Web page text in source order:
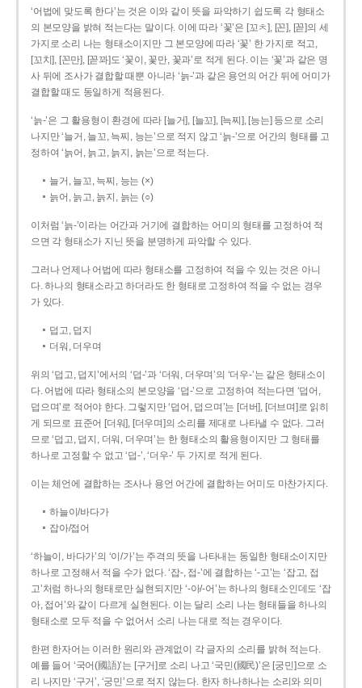
‘어법에 맞도록 한다’는 것은 이와 같이 뜻을 파악하기 쉽도록 각 형태소
의 본모양을 밝혀 적는다는 말이다. 이에 따라 ‘꽃’은 [꼬ㅊ], [꼰], [꼳]의 세
가지로 소리 나는 형태소이지만 그 본모양에 따라 ‘꽃’ 한 가지로 적고,
[꼬치], [꼰만], [꼳꽈]도 ‘꽃이, 꽃만, 꽃과’로 적게 된다. 이는 ‘꽃’과 같은 명
사 뒤에 조사가 결합할 때뿐 아니라 ‘늙-’과 같은 용언의 어간 뒤에 어미가
결합할 때도 동일하게 적용된다.
‘늙-’은 그 활용형이 환경에 따라 [늘거], [늘꼬], [늑찌], [능는] 등으로 소리
나지만 ‘늘거, 늘꼬, 늑찌, 능는’으로 적지 않고 ‘늙-’으로 어간의 형태를 고
정하여 ‘늙어, 늙고, 늙지, 늙는’으로 적는다.
늘거, 늘꼬, 늑찌, 능는 (×)
늙어, 늙고, 늙지, 늙는 (○)
이처럼 ‘늙-­’이라는 어간과 거기에 결합하는 어미의 형태를 고정하여 적
으면 각 형태소가 지닌 뜻을 분명하게 파악할 수 있다.
그러나 언제나 어법에 따라 형태소를 고정하여 적을 수 있는 것은 아니
다. 하나의 형태소라고 하더라도 한 형태로 고정하여 적을 수 없는 경우
가 있다.
덥고, 덥지
더워, 더우며
위의 ‘덥고, 덥지’에서의 ‘덥-­’과 ‘더워, 더우며’의 ‘더우-­’는 같은 형태소이
다. 어법에 따라 형태소의 본모양을 ‘덥-­’으로 고정하여 적는다면 ‘덥어,
덥으며’로 적어야 한다. 그렇지만 ‘덥어, 덥으며’는 [더버], [더브며]로 읽히
게 되므로 표준어 [더워], [더우며]의 소리를 제대로 나타낼 수 없다. 그러
므로 ‘덥고, 덥지, 더워, 더우며’는 한 형태소의 활용형이지만 그 형태를
하나로 고정할 수 없고 ‘덥-’, ‘더우-’ 두 가지로 적게 된다.
이는 체언에 결합하는 조사나 용언 어간에 결합하는 어미도 마찬가지다.
하늘이/바다가
잡아/접어
‘하늘이, 바다가’의 ‘이/가’는 주격의 뜻을 나타내는 동일한 형태소이지만
하나로 고정해서 적을 수가 없다. ‘잡-, 접-’에 결합하는 ‘-고’는 ‘잡고, 접
고’처럼 하나의 형태로만 실현되지만 ‘-아/-어’는 하나의 형태소인데도 ‘잡
아, 접어’와 같이 다르게 실현된다. 이는 달리 소리 나는 형태들을 하나의
형태소로 모두 적을 수 없어서 소리 나는 대로 적는 경우이다.
한편 한자어는 이러한 원리와 관계없이 각 글자의 소리를 밝혀 적는다.
예를 들어 ‘국어(國語)’는 [구거]로 소리 나고 ‘국민(國民)’은 [궁민]으로 소
리 나지만 ‘구거’, ‘궁민’으로 적지 않는다. 한자 하나하나는 소리와 의미